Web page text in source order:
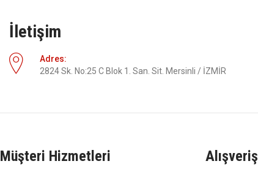
İletişim
Adres:
2824 Sk. No:25 C Blok 1. San. Sit. Mersinli / İZMİR
Müşteri Hizmetleri Alışveriş